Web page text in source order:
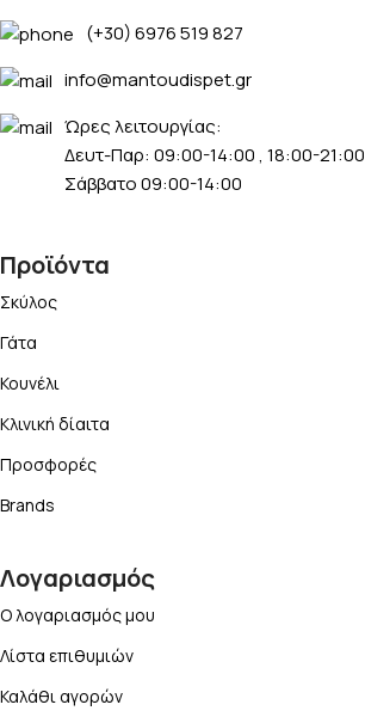
(+30) 6976 519 827
info@mantoudispet.gr
Ώρες λειτουργίας:
Δευτ-Παρ: 09:00-14:00 , 18:00-21:00
Σάββατο 09:00-14:00
Προϊόντα
Σκύλος
Γάτα
Κουνέλι
Κλινική δίαιτα
Προσφορές
Brands
Λογαριασμός
Ο λογαριασμός μου
Λίστα επιθυμιών
Καλάθι αγορών